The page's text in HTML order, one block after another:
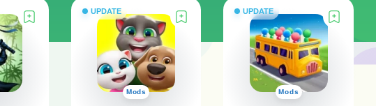
UPDATE
Mods
UPDATE
Mods